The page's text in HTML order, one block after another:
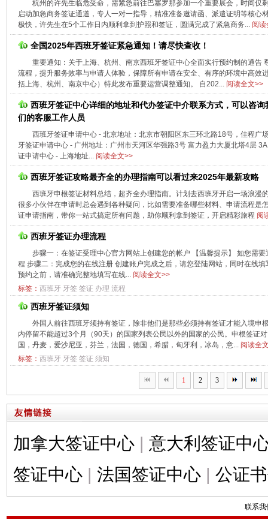
杭州的许先生临危受命，需紧急前往巴塞罗那参加一个重要展会，时间仅
启动加急商务签证通道，专人一对一指导，精准准备邀请函、派遣证明等核心
极快，许先生在5个工作日内顺利拿到护照和签证，圆满完成了紧急商务... 阅读
全国2025年西班牙签证紧急通知！请尽快查收！
重要通知：关于上海、杭州、南京西班牙签证中心全面实行预约制的通告
流程，提升服务效率与申请人体验，保障所有申请在安全、有序的环境中高效
括上海、杭州、南京中心）特此发布重要运营调整通知。 自202... 阅读全文>>
西班牙签证中心详细的地址和代办签证中介联系方式，可以咨询
们的客服工作人员
西班牙签证申请中心 - 北京地址：北京市朝阳区东三环北路18号，佳程广
牙签证申请中心 - 广州地址：广州市天河区华强路3号 富力盈力大厦北塔4层
证申请中心 - 上海地址... 阅读全文>>
西班牙签证攻略最齐全的办理指南可以看过来2025年最新攻略
西班牙申根签证材料总结，超齐全办理指南。计划去西班牙开启一场浪漫
很多小伙伴在申请时总会遇到各种疑问，比如需要准备哪些材料、申请流程
证申请指南，带你一站式搞定所有问题，助你顺利拿到签证，开启精彩旅程 阅
西班牙签证办理流程
步骤一：在签证受理中心官方网站上创建您的帐户 【温馨提示】 如您需
程 步骤二：完成您的在线注册 创建账户完成之后，请您登陆网站，同时在线
预约之前，请准确完整地填写在线... 阅读全文>>
标签： 西班牙 牙签 签证 办理 流程
西班牙签证须知
外国人前往西班牙须持有签证，除非他们是那些必须持有签证才能入境申
内停留不能超过3个月（90天）的国家列表公民以外的国家的公民。申根签证
国，丹麦，爱沙尼亚，芬兰，法国，德国，希腊，匈牙利，冰岛，意... 阅读全
标签： 西班牙 牙签 签证 须知
1 2 3
加拿大签证中心 | 意大利签证中
签证中心 | 法国签证中心 | 公证
联系我